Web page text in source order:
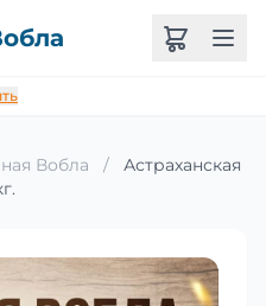
Вобла /
Астраханская